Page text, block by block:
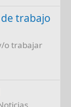
trabajo
o trabajar